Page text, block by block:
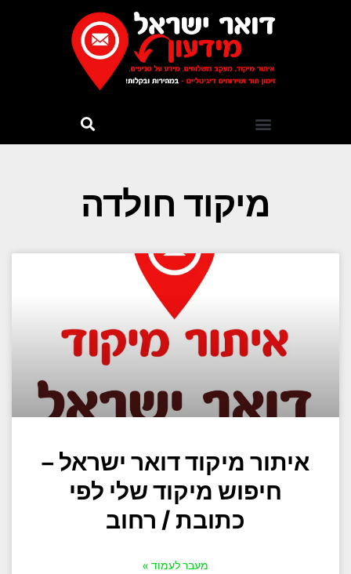
מיקוד חולדה
איתור מיקוד דואר ישראל –
חיפוש מיקוד שלי לפי
כתובת / רחוב
מעבר לעמוד »